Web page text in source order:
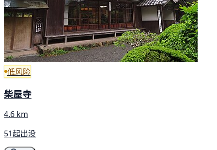
低风险
柴屋寺
4.6 km
51起出没